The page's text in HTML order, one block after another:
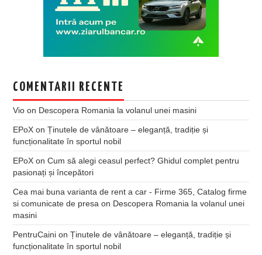
COMENTARII RECENTE
Vio on Descopera Romania la volanul unei masini
EPoX onȚinutele de vânătoare – eleganță, tradiție și
funcționalitate în sportul nobil
EPoX onCum să alegi ceasul perfect? Ghidul complet pentru
pasionați și începători
Cea mai buna varianta de rent a car - Firme 365, Catalog firme
si comunicate de presa on Descopera Romania la volanul unei
masini
PentruCaini onȚinutele de vânătoare – eleganță, tradiție și
funcționalitate în sportul nobil